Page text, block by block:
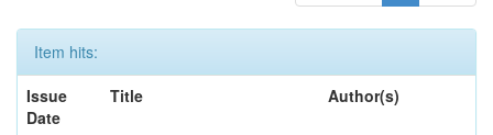
Item hits:
Issue
Date
Title Author(s)